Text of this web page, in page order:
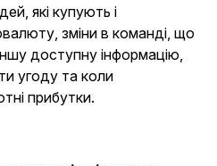
які купують і
зміни в команді, що
доступну інформацію,
угоду та коли
прибутки.